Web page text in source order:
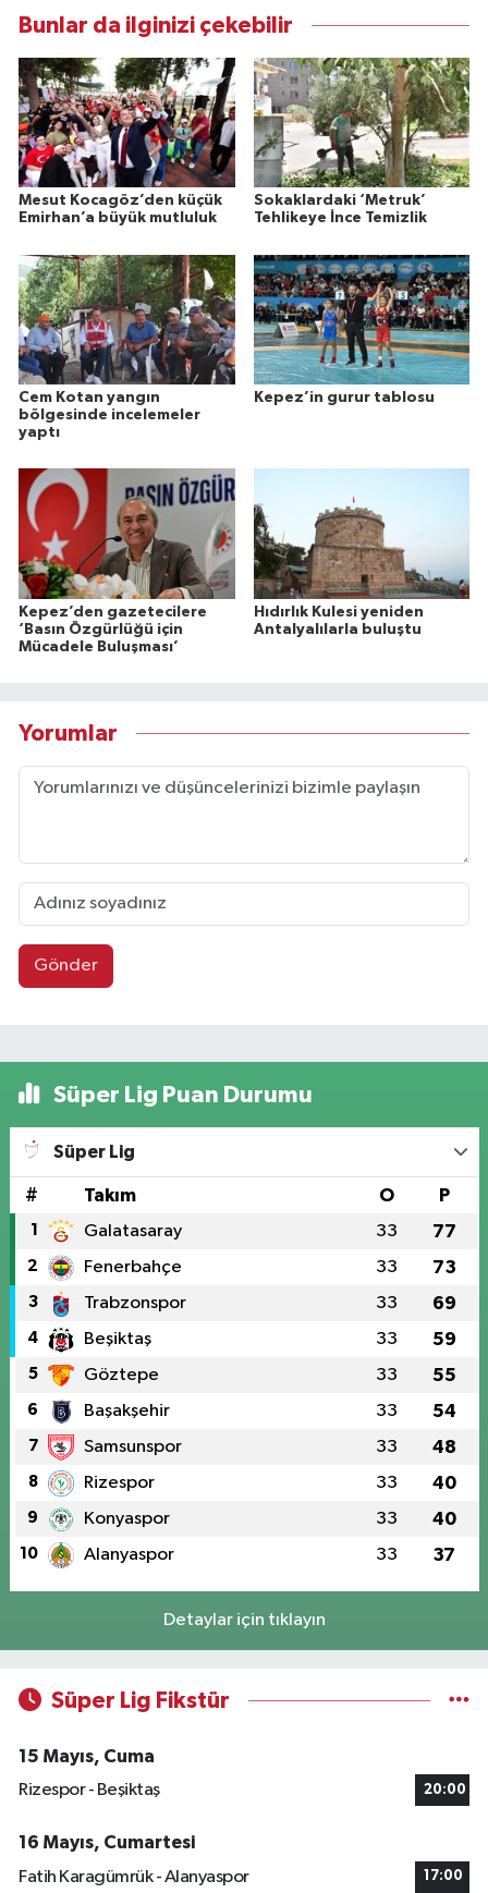
Bunlar da ilginizi çekebilir
Mesut Kocagöz’den küçük
Emirhan’a büyük mutluluk
Sokaklardaki ‘Metruk’
Tehlikeye İnce Temizlik
Cem Kotan yangın
bölgesinde incelemeler
yaptı
Kepez’in gurur tablosu
Kepez’den gazetecilere
‘Basın Özgürlüğü için
Mücadele Buluşması’
Hıdırlık Kulesi yeniden
Antalyalılarla buluştu
Yorumlar
Gönder
Süper Lig Puan Durumu
Süper Lig
# Takım O P
1 Galatasaray 33 77
2 Fenerbahçe 33 73
3 Trabzonspor 33 69
4 Beşiktaş 33 59
5 Göztepe 33 55
6 Başakşehir 33 54
7 Samsunspor 33 48
8 Rizespor 33 40
9 Konyaspor 33 40
10 Alanyaspor 33 37
Detaylar için tıklayın
Süper Lig Fikstür
15 Mayıs, Cuma
Rizespor - Beşiktaş
20:00
16 Mayıs, Cumartesi
Fatih Karagümrük - Alanyaspor
17:00